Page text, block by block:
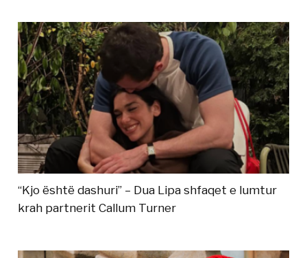
“Kjo është dashuri” – Dua Lipa shfaqet e lumtur
krah partnerit Callum Turner